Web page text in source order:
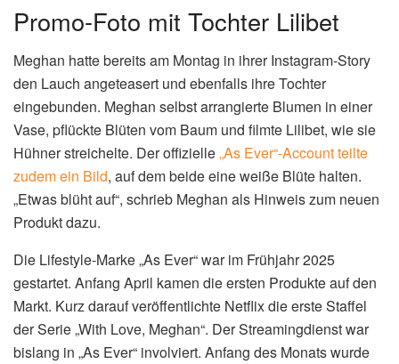
Promo-Foto mit Tochter Lilibet
Meghan hatte bereits am Montag in ihrer Instagram-Story
den Lauch angeteasert und ebenfalls ihre Tochter
eingebunden. Meghan selbst arrangierte Blumen in einer
Vase, pflückte Blüten vom Baum und filmte Lilibet, wie sie
Hühner streichelte. Der offizielle„As Ever“-Account teilte
zudem ein Bild, auf dem beide eine weiße Blüte halten.
„Etwas blüht auf“, schrieb Meghan als Hinweis zum neuen
Produkt dazu.
Die Lifestyle-Marke „As Ever“ war im Frühjahr 2025
gestartet. Anfang April kamen die ersten Produkte auf den
Markt. Kurz darauf veröffentlichte Netflix die erste Staffel
der Serie „With Love, Meghan“. Der Streamingdienst war
bislang in „As Ever“ involviert. Anfang des Monats wurde